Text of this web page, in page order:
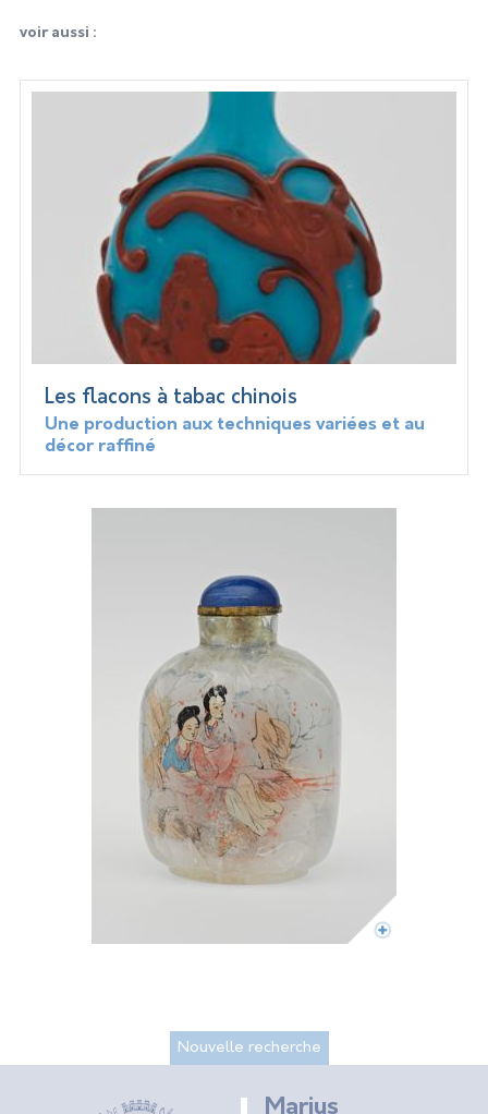
voir aussi
Les flacons à tabac chinois
Une production aux techniques variées et au
décor raffiné
Nouvelle recherche
Marius